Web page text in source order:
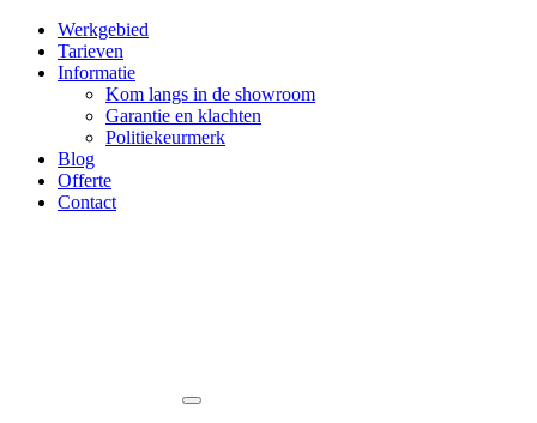
Werkgebied
Tarieven
Informatie
Kom langs in de showroom
Garantie en klachten
Politiekeurmerk
Blog
Offerte
Contact